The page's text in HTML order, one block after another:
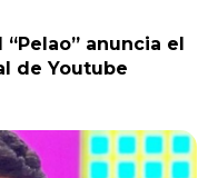
“Pelao” anuncia el
de Youtube